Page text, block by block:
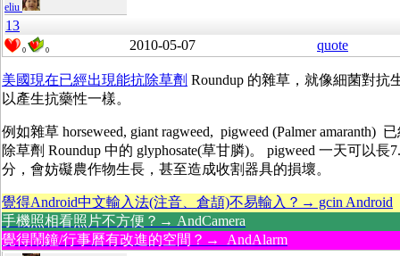
eliu
13
0 0 2010-05-07 quote
美國現在已經出現能抗除草劑 Roundup 的雜草，就像細菌對抗
以產生抗藥性一樣。
例如雜草 horseweed, giant ragweed, pigweed (Palmer amaranth)
除草劑 Roundup 中的 glyphosate(草甘膦)。 pigweed 一天可以長
分，會妨礙農作物生長，甚至造成收割器具的損壞。
覺得Android中文輸入法(注音、倉頡)不易輸入？→ gcin Android
手機照相看照片不方便？→ AndCamera
覺得鬧鐘/行事曆有改進的空間？→ AndAlarm